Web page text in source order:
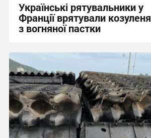
Українські рятувальники у
Франції врятували козуленя
з вогняної пастки
17:21, 5.08.2026